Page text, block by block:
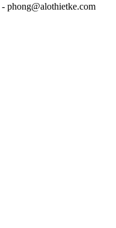
- phong@alothietke.com